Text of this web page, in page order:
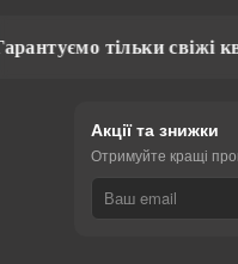
тільки свіжі
Акції та знижки
Отримуйте кращі